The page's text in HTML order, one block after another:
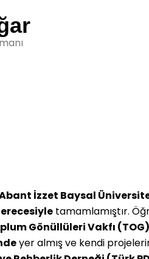
İzzet Baysal
tamamlamıştır.
Gönüllüleri Vakfı (TOG)
yer almış ve kendi